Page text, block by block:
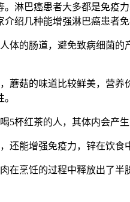
淋巴癌患者大多都是免疫
绍几种能增强淋巴癌患者
的肠道，避免致病细菌的
菇的味道比较鲜美，营养
红茶的人，其体内会产生
能增强免疫力，锌在饮食
烹饪的过程中释放出了半